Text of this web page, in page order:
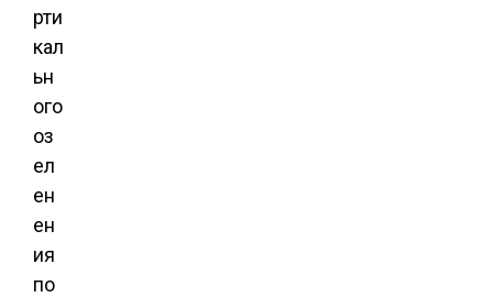
рти
кал
ьн
ого
оз
ел
ен
ен
ия
по